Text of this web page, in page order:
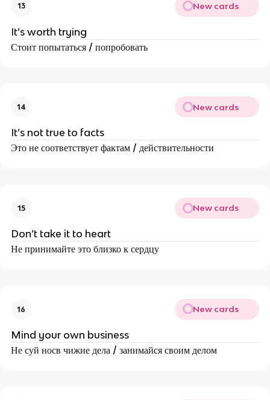
13 New cards
It’s worth trying
Стоит попытаться / попробовать
14 New cards
It’s not true to facts
Это не соответствует фактам / действительности
15 New cards
Don’t take it to heart
Не принимайте это близко к сердцу
16 New cards
Mind your own business
Не суй носв чижие дела / занимайся своим делом